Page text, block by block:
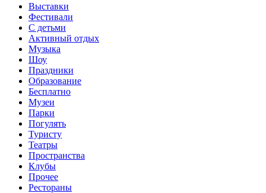
Выставки
Фестивали
С детьми
Активный отдых
Музыка
Шоу
Праздники
Образование
Бесплатно
Музеи
Парки
Погулять
Туристу
Театры
Пространства
Клубы
Прочее
Рестораны